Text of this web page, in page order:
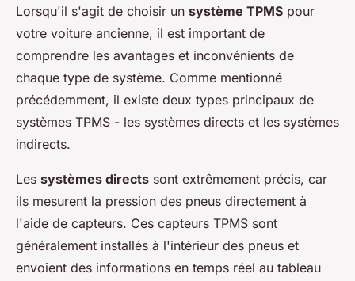
Lorsqu'il s'agit de choisir un système TPMS pour
votre voiture ancienne, il est important de
comprendre les avantages et inconvénients de
chaque type de système. Comme mentionné
précédemment, il existe deux types principaux de
systèmes TPMS - les systèmes directs et les systèmes
indirects.
Les systèmes directs sont extrêmement précis, car
ils mesurent la pression des pneus directement à
l'aide de capteurs. Ces capteurs TPMS sont
généralement installés à l'intérieur des pneus et
envoient des informations en temps réel au tableau